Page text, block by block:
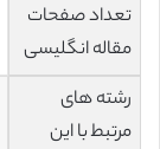
تعداد صفحات
مقاله انگلیسی
رشته های
مرتبط با این